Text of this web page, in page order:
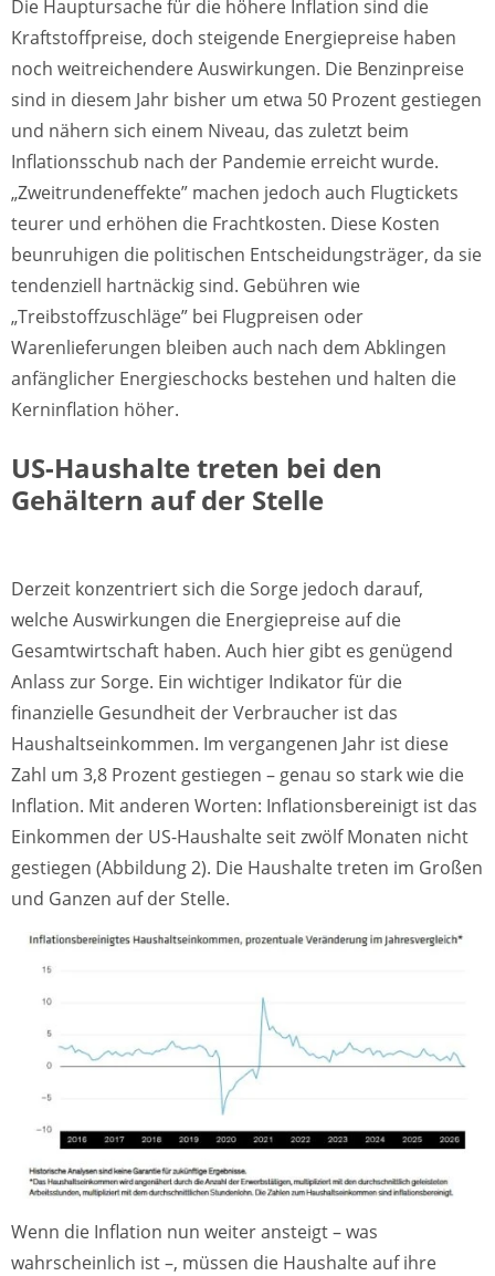
Die Hauptursache für die höhere Inflation sind die
Kraftstoffpreise, doch steigende Energiepreise haben
noch weitreichendere Auswirkungen. Die Benzinpreise
sind in diesem Jahr bisher um etwa 50 Prozent gestiegen
und nähern sich einem Niveau, das zuletzt beim
Inflationsschub nach der Pandemie erreicht wurde.
„Zweitrundeneffekte” machen jedoch auch Flugtickets
teurer und erhöhen die Frachtkosten. Diese Kosten
beunruhigen die politischen Entscheidungsträger, da sie
tendenziell hartnäckig sind. Gebühren wie
„Treibstoffzuschläge” bei Flugpreisen oder
Warenlieferungen bleiben auch nach dem Abklingen
anfänglicher Energieschocks bestehen und halten die
Kerninflation höher.
US-Haushalte treten bei den
Gehältern auf der Stelle
Derzeit konzentriert sich die Sorge jedoch darauf,
welche Auswirkungen die Energiepreise auf die
Gesamtwirtschaft haben. Auch hier gibt es genügend
Anlass zur Sorge. Ein wichtiger Indikator für die
finanzielle Gesundheit der Verbraucher ist das
Haushaltseinkommen. Im vergangenen Jahr ist diese
Zahl um 3,8 Prozent gestiegen – genau so stark wie die
Inflation. Mit anderen Worten: Inflationsbereinigt ist das
Einkommen der US-Haushalte seit zwölf Monaten nicht
gestiegen (Abbildung 2). Die Haushalte treten im Großen
und Ganzen auf der Stelle.
Wenn die Inflation nun weiter ansteigt – was
wahrscheinlich ist –, müssen die Haushalte auf ihre